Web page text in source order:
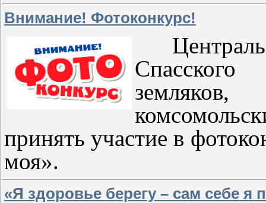
Внимание! Фотоконкурс!
принять участие в
моя».
«Я здоровье берегу – сам себе я